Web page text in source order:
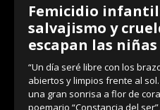
Femicidio
salvajismo y
escapan las
“Un día seré libre con los
abiertos y limpios frente al
una gran sonrisa a flor de
poemario “Constancia del